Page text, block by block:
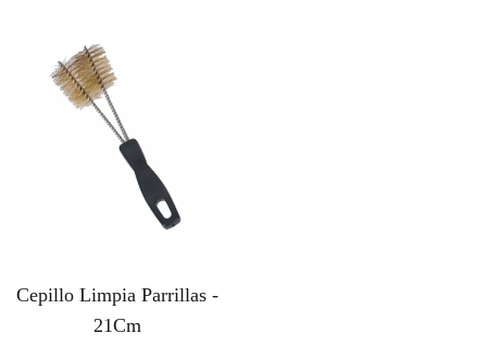
Cepillo Limpia Parrillas -
21Cm